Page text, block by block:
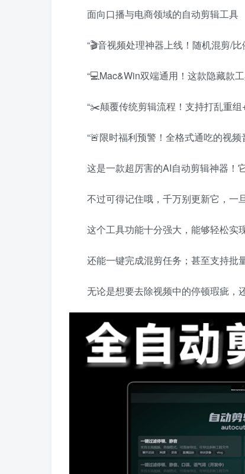
面向口播与电商领域的自动剪辑工具
“🎬音视频处理神器上线！随机混剪/
“💻Mac&Win双端通用！这款隐藏款
“✂️颠覆传统剪辑流程！支持打乱重
“🚨限时福利预警！全格式通吃的视
这是一款超厉害的AI自动剪辑神器！
不过可得记住哦，千万别更新它，一
这个工具功能十分强大，能够轻松实
还能一键完成混剪任务；甚至支持批
无论是想要去除视频中的停顿瑕疵，